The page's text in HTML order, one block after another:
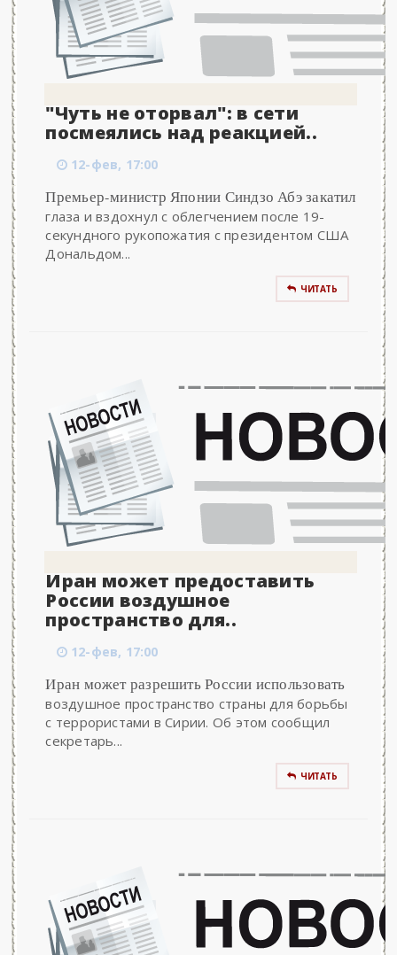
"Чуть не оторвал": в сети
посмеялись над реакцией..
12-фев, 17:00
Премьер-министр Японии Синдзо Абэ закатил
глаза и вздохнул с облегчением после 19-
секундного рукопожатия с президентом США
Дональдом...
ЧИТАТЬ
Иран может предоставить
России воздушное
пространство для..
12-фев, 17:00
Иран может разрешить России использовать
воздушное пространство страны для борьбы
с террористами в Сирии. Об этом сообщил
секретарь...
ЧИТАТЬ